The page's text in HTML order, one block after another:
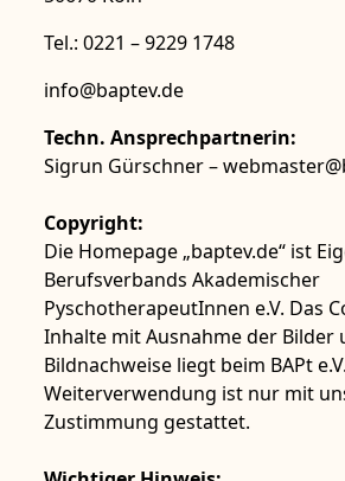
Tel.: 0221 – 9229 1748
info@baptev.de
Techn. Ansprechpartnerin:
Sigrun Gürschner –
Copyright:
Die Homepage „baptev.de“ ist
Berufsverbands Akademischer
PyschotherapeutInnen e.V. Das
Inhalte mit Ausnahme der Bilder
Bildnachweise liegt beim BAPt
Weiterverwendung ist nur mit
Zustimmung gestattet.